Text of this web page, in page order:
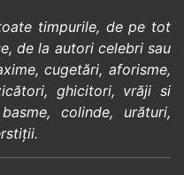
timpurile, de pe tot
de la autori celebrisau
,cugetări,aforisme,
, ghicitori, vrăji si
basme, colinde, urături,
.